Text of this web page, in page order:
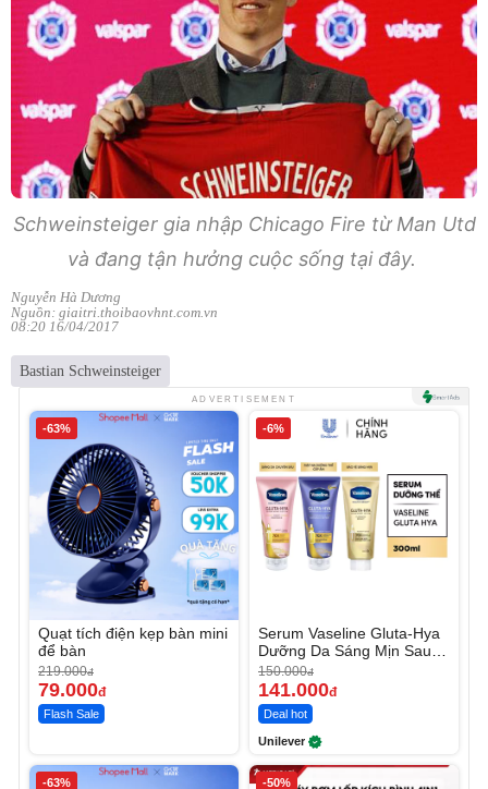
Schweinsteiger gia nhập Chicago Fire từ Man Utd
và đang tận hưởng cuộc sống tại đây.
Nguyễn Hà Dương
Nguồn: giaitri.thoibaovhnt.com.vn
08:20 16/04/2017
Bastian Schweinsteiger
ADVERTISEMENT
-63%
Quạt tích điện kẹp bàn mini
để bàn
219.000đ
79.000đ
Flash Sale
-6%
Serum Vaseline Gluta-Hya
Dưỡng Da Sáng Mịn Sau 7
Ngày
150.000đ
141.000đ
Deal hot
Unilever
-63% -50%